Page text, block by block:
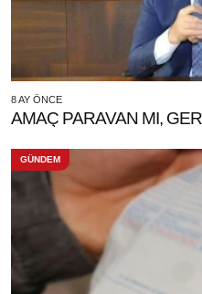
8 AY ÖNCE
AMAÇ PARAVAN MI,
GÜNDEM